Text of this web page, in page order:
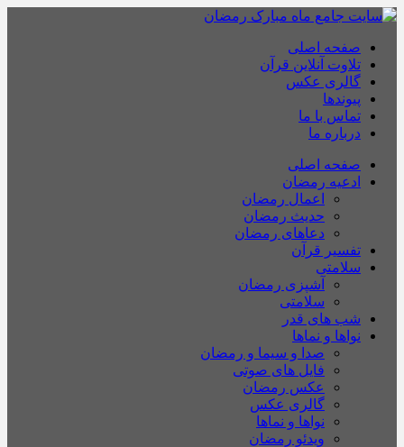
صفحه اصلی
تلاوت آنلاین قرآن
گالری عکس
پیوندها
تماس با ما
درباره ما
صفحه اصلی
ادعیه رمضان
اعمال رمضان
حدیث رمضان
دعاهای رمضان
تفسیر قرآن
سلامتی
آشپزی رمضان
سلامتی
شب های قدر
نواها و نماها
صدا و سیما و رمضان
فایل های صوتی
عکس رمضان
گالری عکس
نواها و نماها
ویدئو رمضان